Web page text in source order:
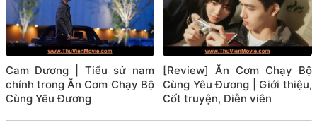
Cam Dương | Tiểu sử nam
chính trong Ăn Cơm Chạy Bộ
Cùng Yêu Đương
[Review] Ăn Cơm Chạy Bộ
Cùng Yêu Đương | Giới thiệu,
Cốt truyện, Diễn viên